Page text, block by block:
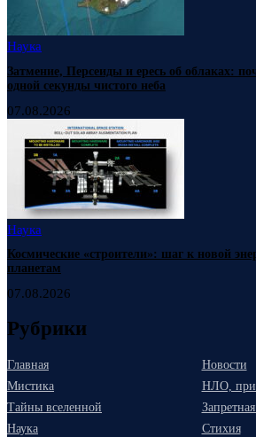
Наука
Затмение, Персеиды и ересь об облаках:
одной секунды чистого неба
07.08.2026
Наука
Космические «строители»: шаг к новой
планетам
07.08.2026
Рубрики
Главная
Новости
Мистика
НЛО,
Тайны вселенной
Наука
Стихия